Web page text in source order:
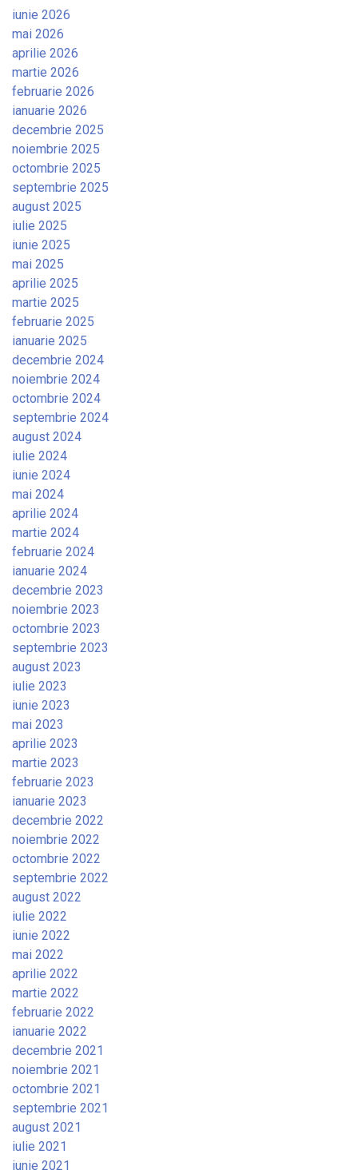
iunie 2026
mai 2026
aprilie 2026
martie 2026
februarie 2026
ianuarie 2026
decembrie 2025
noiembrie 2025
octombrie 2025
septembrie 2025
august 2025
iulie 2025
iunie 2025
mai 2025
aprilie 2025
martie 2025
februarie 2025
ianuarie 2025
decembrie 2024
noiembrie 2024
octombrie 2024
septembrie 2024
august 2024
iulie 2024
iunie 2024
mai 2024
aprilie 2024
martie 2024
februarie 2024
ianuarie 2024
decembrie 2023
noiembrie 2023
octombrie 2023
septembrie 2023
august 2023
iulie 2023
iunie 2023
mai 2023
aprilie 2023
martie 2023
februarie 2023
ianuarie 2023
decembrie 2022
noiembrie 2022
octombrie 2022
septembrie 2022
august 2022
iulie 2022
iunie 2022
mai 2022
aprilie 2022
martie 2022
februarie 2022
ianuarie 2022
decembrie 2021
noiembrie 2021
octombrie 2021
septembrie 2021
august 2021
iulie 2021
iunie 2021